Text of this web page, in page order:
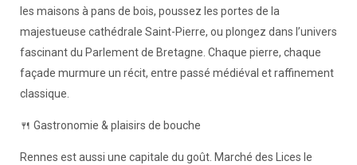
les maisons à pans de bois, poussez les portes de la
majestueuse cathédrale Saint-Pierre, ou plongez dans l’univers
fascinant du Parlement de Bretagne. Chaque pierre, chaque
façade murmure un récit, entre passé médiéval et raffinement
classique.
🍴 Gastronomie & plaisirs de bouche
Rennes est aussi une capitale du goût. Marché des Lices le